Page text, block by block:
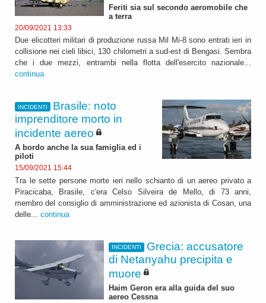
Feriti sia sul secondo aeromobile che
a terra
20/09/2021 13:33
Due elicotteri militari di produzione russa Mil Mi-8 sono entrati ieri in
collisione nei cieli libici, 130 chilometri a sud-est di Bengasi. Sembra
che i due mezzi, entrambi nella flotta dell'esercito nazionale...
continua
INCIDENTI
Brasile: noto
imprenditore morto in
incidente aereo
A bordo anche la sua famiglia ed i
piloti
15/09/2021 15:44
Tra le sette persone morte ieri nello schianto di un aereo privato a
Piracicaba, Brasile, c'era Celso Silveira de Mello, di 73 anni,
membro del consiglio di amministrazione ed azionista di Cosan, una
delle... continua
INCIDENTI
Grecia: accusatore
di Netanyahu precipita e
muore
Haim Geron era alla guida del suo
aereo Cessna